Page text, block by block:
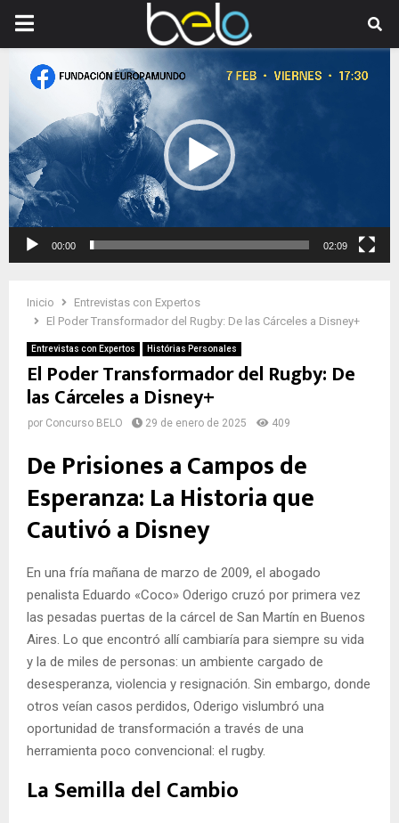
PRIMARY
MENU
de
00:00 02:09
Inicio
Entrevistas con Expertos
El Poder Transformador del Rugby: De las Cárceles a Disney+
Entrevistas con Expertos Histórias Personales
El Poder Transformador del Rugby: De
las Cárceles a Disney+
por Concurso BELO 29 de enero de 2025 409
De Prisiones a Campos de
Esperanza: La Historia que
Cautivó a Disney
En una fría mañana de marzo de 2009, el abogado
penalista Eduardo «Coco» Oderigo cruzó por primera vez
las pesadas puertas de la cárcel de San Martín en Buenos
Aires. Lo que encontró allí cambiaría para siempre su vida
y la de miles de personas: un ambiente cargado de
desesperanza, violencia y resignación. Sin embargo, donde
otros veían casos perdidos, Oderigo vislumbró una
oportunidad de transformación a través de una
herramienta poco convencional: el rugby.
La Semilla del Cambio